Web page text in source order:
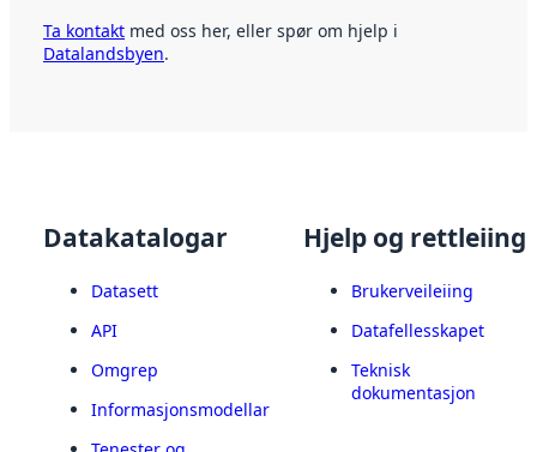
Ta kontakt med oss her, eller spør om hjelp i
Datalandsbyen.
Datakatalogar
Datasett
API
Omgrep
Informasjonsmodellar
Hjelp og rettleiing
Brukerveileiing
Datafellesskapet
Teknisk
dokumentasjon